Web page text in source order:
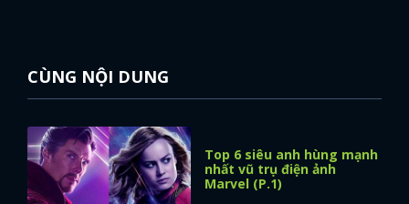
CÙNG NỘI DUNG
Top 6 siêu anh hùng mạnh
nhất vũ trụ điện ảnh
Marvel (P.1)